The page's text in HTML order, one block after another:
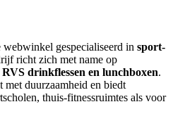
webwinkel gespecialiseerd in sport-
richt zich met name op
drinkflessen en lunchboxen.
duurzaamheid en biedt
thuis-fitnessruimtes als voor